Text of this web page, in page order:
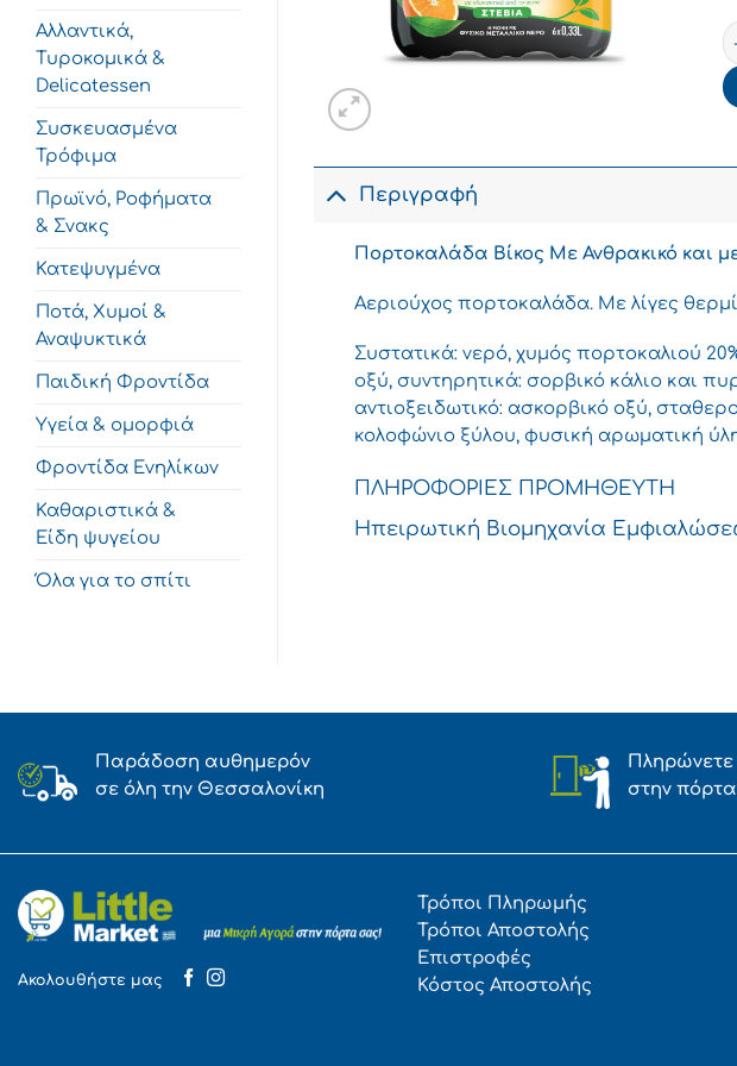
Αλλαντικά,
Τυροκομικά &
Delicatessen
Συσκευασμένα
Τρόφιμα
Πρωϊνό, Ροφήματα
& Σνακς
Κατεψυγμένα
Ποτά, Χυμοί &
Αναψυκτικά
Παιδική Φροντίδα
Υγεία & ομορφιά
Φροντίδα Ενηλίκων
Καθαριστικά &
Είδη ψυγείου
Όλα για το σπίτι
Περιγραφή
Πορτοκαλάδα Βίκος Με Ανθρακικό και
Αεριούχος πορτοκαλάδα. Με λίγες
Συστατικά: νερό, χυμός πορτοκαλιού
οξύ, συντηρητικά: σορβικό κάλιο και
αντιοξειδωτικό: ασκορβικό οξύ,
κολοφώνιο ξύλου, φυσική αρωματική
ΠΛΗΡΟΦΟΡΙΕΣ ΠΡΟΜΗΘΕΥΤΗ
Ηπειρωτική Βιομηχανία
Παράδοση αυθημερόν
σε όλη την Θεσσαλονίκη
Πληρώνετε
στην
Ακολουθήστε μας
Τρόποι Πληρωμής
Τρόποι Αποστολής
Επιστροφές
Κόστος Αποστολής